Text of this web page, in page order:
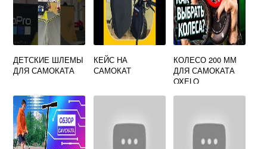
ДЕТСКИЕ ШЛЕМЫ
ДЛЯ САМОКАТА
КЕЙС НА
САМОКАТ
КОЛЕСО 200 ММ
ДЛЯ САМОКАТА
OXELO